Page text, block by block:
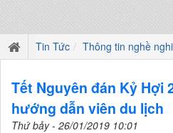
Tin Tức Thông tin nghề
Tết Nguyên đán Kỷ Hợi
hướng dẫn viên du lịch
Thứ bảy - 26/01/2019 10:01